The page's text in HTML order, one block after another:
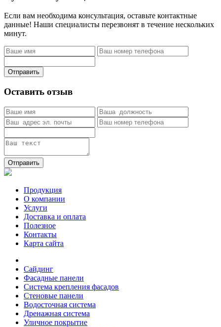
Если вам необходима консультация, оставьте контактные
данные! Наши специалисты перезвонят в течение нескольких
минут.
Отправить
Оставить отзыв
Отправить
Продукция
О компании
Услуги
Доставка и оплата
Полезное
Контакты
Карта сайта
Сайдинг
Фасадные панели
Система крепления фасадов
Стеновые панели
Водосточная система
Дренажная система
Уличное покрытие